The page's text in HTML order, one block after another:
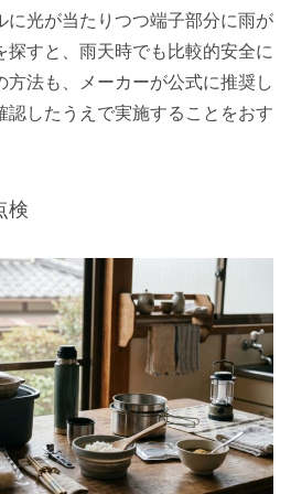
に光が当たりつつ端子部分に雨が
探すと、雨天時でも比較的安全に
方法も、メーカーが公式に推奨し
認したうえで実施することをおす
検